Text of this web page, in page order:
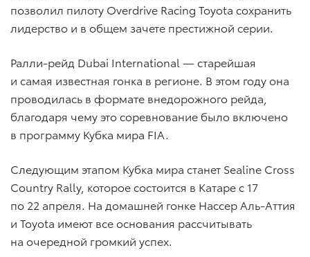
позволил пилоту Overdrive Racing Toyota сохранить
лидерство и в общем зачете престижной серии.
Ралли-рейд Dubai International — старейшая
и самая известная гонка в регионе. В этом году она
проводилась в формате внедорожного рейда,
благодаря чему это соревнование было включено
в программу Кубка мира FIA.
Следующим этапом Кубка мира станет Sealine Cross
Сountry Rally, которое состоится в Катаре с 17
по 22 апреля. На домашней гонке Нассер Аль-Аттия
и Toyota имеют все основания рассчитывать
на очередной громкий успех.